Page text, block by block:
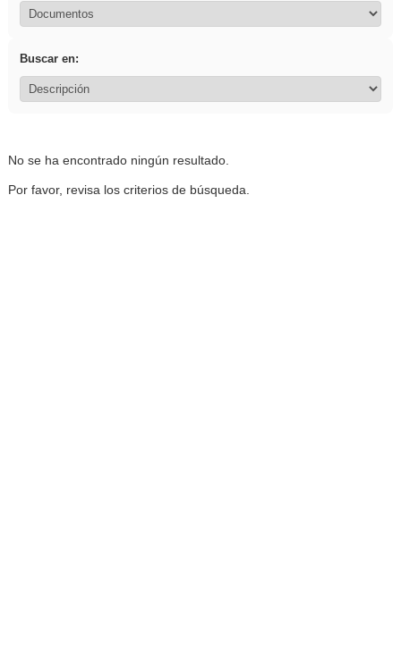
Buscar en:
No se ha encontrado ningún resultado.
Por favor, revisa los criterios de búsqueda.